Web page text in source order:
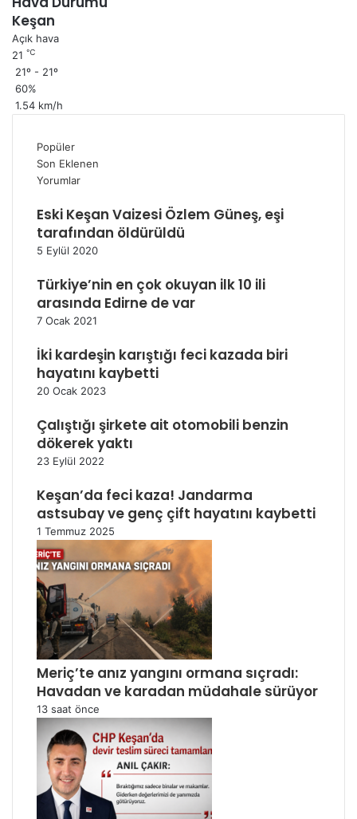
Keşan
Açık hava
21 ℃
21º - 21º
60%
1.54 km/h
Popüler
Son Eklenen
Yorumlar
Eski Keşan Vaizesi Özlem Güneş, eşi
tarafından öldürüldü
5 Eylül 2020
Türkiye’nin en çok okuyan ilk 10 ili
arasında Edirne de var
7 Ocak 2021
İki kardeşin karıştığı feci kazada biri
hayatını kaybetti
20 Ocak 2023
Çalıştığı şirkete ait otomobili benzin
dökerek yaktı
23 Eylül 2022
Keşan’da feci kaza! Jandarma
astsubay ve genç çift hayatını kaybetti
1 Temmuz 2025
Meriç’te anız yangını ormana sıçradı:
Havadan ve karadan müdahale sürüyor
13 saat önce